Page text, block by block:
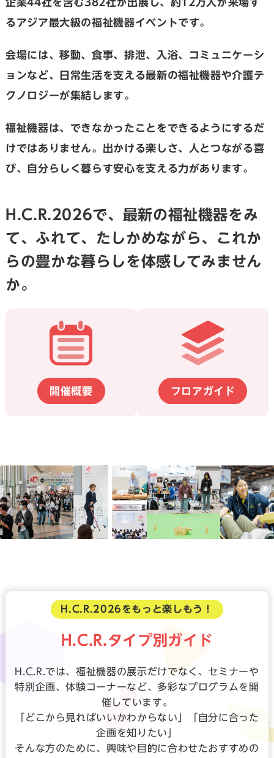
企業44社を含む382社が出展し、約12万人が来場す
るアジア最大級の福祉機器イベントです。
会場には、移動、食事、排泄、入浴、コミュニケーシ
ョンなど、日常生活を支える最新の福祉機器や介護テ
クノロジーが集結します。
福祉機器は、できなかったことをできるようにするだ
けではありません。出かける楽しさ、人とつながる喜
び、自分らしく暮らす安心を支える力があります。
H.C.R.2026で、最新の福祉機器をみ
て、ふれて、たしかめながら、これか
らの豊かな暮らしを体感してみません
か。
開催概要 フロアガイド
H.C.R.2026をもっと楽しもう！
H.C.R.タイプ別ガイド
H.C.R.では、福祉機器の展示だけでなく、セミナーや
特別企画、体験コーナーなど、多彩なプログラムを開
催しています。
「どこから見ればいいかわからない」「自分に合った
企画を知りたい」
そんな方のために、興味や目的に合わせたおすすめの